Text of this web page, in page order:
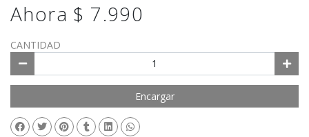
Ahora $ 7.990
CANTIDAD
Encargar